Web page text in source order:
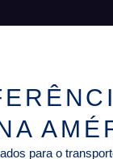
para o